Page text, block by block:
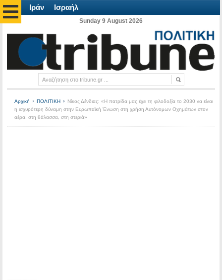
Ιράν Ισραήλ
Sunday 9 August 2026
Αρχική ΠΟΛΙΤΙΚΗ
Νίκος Δένδιας: «Η πατρίδα μας έχει τη φιλοδοξία το 2030 να είναι
η ισχυρότερη δύναμη στην Ευρωπαϊκή Ένωση στη χρήση Αυτόνομων Οχημάτων στον
αέρα, στη θάλασσα, στη στεριά»